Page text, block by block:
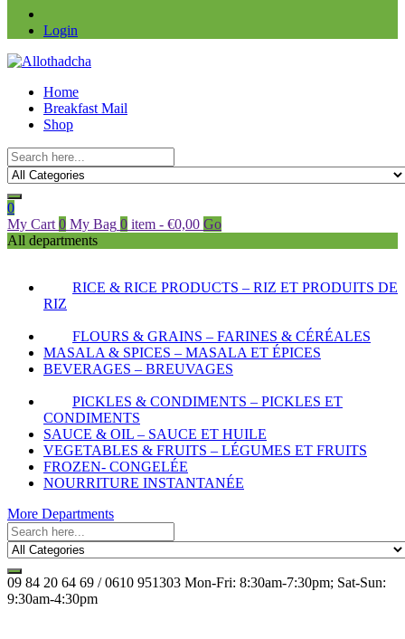
Login
Home
Breakfast Mail
Shop
0
My Cart 0 My Bag 0 item - €0,00 Go
All departments
RICE & RICE PRODUCTS – RIZ ET PRODUITS DE
RIZ
FLOURS & GRAINS – FARINES & CÉRÉALES
MASALA & SPICES – MASALA ET ÉPICES
BEVERAGES – BREUVAGES
PICKLES & CONDIMENTS – PICKLES ET
CONDIMENTS
SAUCE & OIL – SAUCE ET HUILE
VEGETABLES & FRUITS – LÉGUMES ET FRUITS
FROZEN- CONGELÉE
NOURRITURE INSTANTANÉE
More Departments
09 84 20 64 69 / 0610 951303 Mon-Fri: 8:30am-7:30pm; Sat-Sun:
9:30am-4:30pm